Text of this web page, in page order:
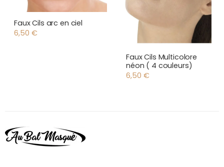
Faux Cils arc en ciel
6,50 €
Faux Cils Multicolore
néon ( 4 couleurs)
6,50 €